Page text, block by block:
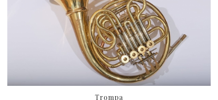
Trompa